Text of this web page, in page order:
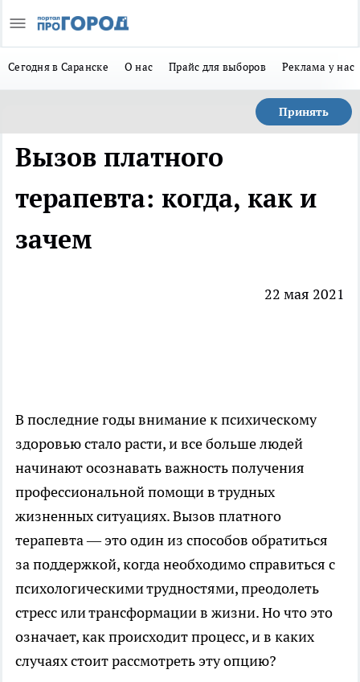
Сегодня в Саранске О нас Прайс для выборов Реклама у нас
Принять
Вызов платного
терапевта: когда, как и
зачем
22 мая 2021
В последние годы внимание к психическому
здоровью стало расти, и все больше людей
начинают осознавать важность получения
профессиональной помощи в трудных
жизненных ситуациях.Вызов платного
терапевта— это один из способов обратиться
за поддержкой, когда необходимо справиться с
психологическими трудностями, преодолеть
стресс или трансформации в жизни. Но что это
означает, как происходит процесс, и в каких
случаях стоит рассмотреть эту опцию?